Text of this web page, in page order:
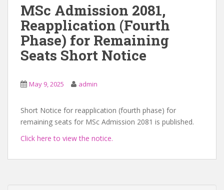
MSc Admission 2081,
Reapplication (Fourth
Phase) for Remaining
Seats Short Notice
May 9, 2025 admin
Short Notice for reapplication (fourth phase) for
remaining seats for MSc Admission 2081 is published.
Click here to view the notice.